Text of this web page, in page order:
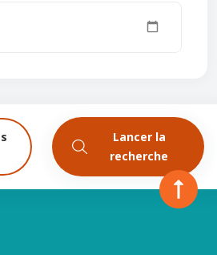
Lancer la
recherche